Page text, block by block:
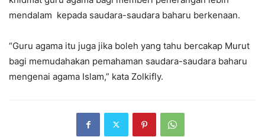
mendalam kepada saudara-saudara baharu berkenaan.
“Guru agama itu juga jika boleh yang tahu bercakap Murut
bagi memudahakan pemahaman saudara-saudara baharu
mengenai agama Islam,” kata Zolkifly.